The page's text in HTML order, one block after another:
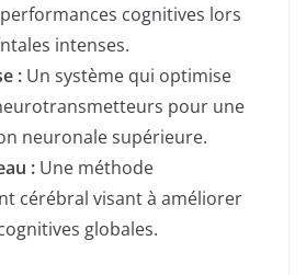
cognitives lors
intenses.
: Un système qui optimise
pour une
neuronale supérieure.
: Une méthode
cérébral visant à améliorer
globales.